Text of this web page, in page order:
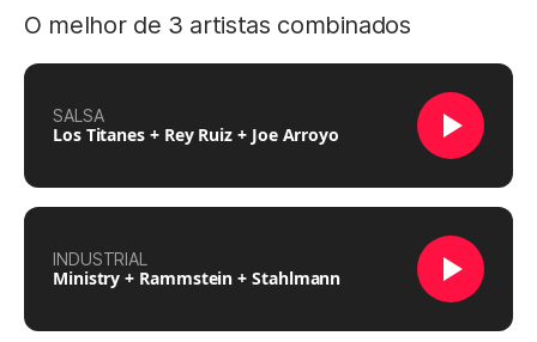
O melhor de 3 artistas combinados
SALSA
Los Titanes + Rey Ruiz + Joe Arroyo
INDUSTRIAL
Ministry + Rammstein + Stahlmann